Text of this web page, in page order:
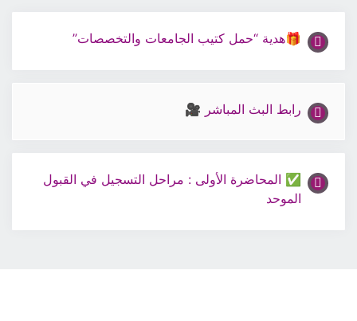
🎁هدية “حمل كتيب الجامعات والتخصصات”
رابط البث المباشر 🎥
✅ المحاضرة الأولى : مراحل التسجيل في القبول
الموحد